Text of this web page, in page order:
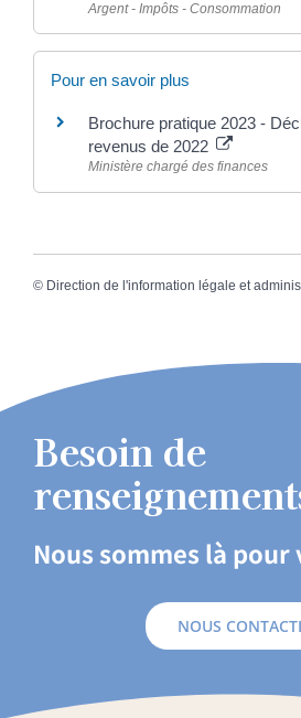
Argent - Impôts - Consommation
Pour en savoir plus
Brochure pratique 2023 -
revenus de 2022
Ministère chargé des finances
© Direction de l'information légale et
Besoin de
Nous sommes là pour
NOUS